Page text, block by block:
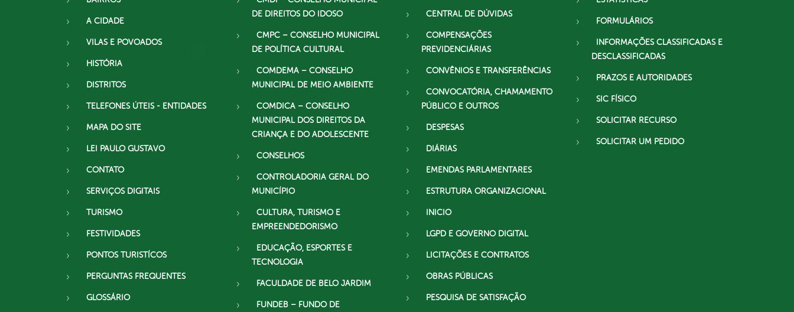
A CIDADE
VILAS E POVOADOS
HISTÓRIA
DISTRITOS
TELEFONES ÚTEIS - ENTIDADES
MAPA DO SITE
LEI PAULO GUSTAVO
CONTATO
SERVIÇOS DIGITAIS
TURISMO
FESTIVIDADES
PONTOS TURISTÍCOS
PERGUNTAS FREQUENTES
GLOSSÁRIO
DE DIREITOS DO IDOSO
CMPC – CONSELHO MUNICIPAL
DE POLÍTICA CULTURAL
COMDEMA – CONSELHO
MUNICIPAL DE MEIO AMBIENTE
COMDICA – CONSELHO
MUNICIPAL DOS DIREITOS DA
CRIANÇA E DO ADOLESCENTE
CONSELHOS
CONTROLADORIA GERAL DO
MUNICÍPIO
CULTURA, TURISMO E
EMPREENDEDORISMO
EDUCAÇÃO, ESPORTES E
TECNOLOGIA
FACULDADE DE BELO JARDIM
FUNDEB – FUNDO DE
CENTRAL DE DÚVIDAS
COMPENSAÇÕES
PREVIDENCIÁRIAS
CONVÊNIOS E TRANSFERÊNCIAS
CONVOCATÓRIA, CHAMAMENTO
PÚBLICO E OUTROS
DESPESAS
DIÁRIAS
EMENDAS PARLAMENTARES
ESTRUTURA ORGANIZACIONAL
INICIO
LGPD E GOVERNO DIGITAL
LICITAÇÕES E CONTRATOS
OBRAS PÚBLICAS
PESQUISA DE SATISFAÇÃO
FORMULÁRIOS
INFORMAÇÕES CLASSIFICADAS E
DESCLASSIFICADAS
PRAZOS E AUTORIDADES
SIC FÍSICO
SOLICITAR RECURSO
SOLICITAR UM PEDIDO